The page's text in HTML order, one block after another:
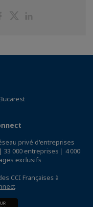
PartagerPartager
privé d'entreprises
33 000 entreprises | 4 000
exclusifs
CCI Françaises à
.